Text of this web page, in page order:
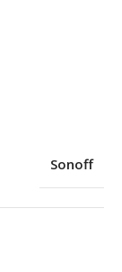
Sonoff